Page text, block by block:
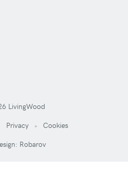
LivingWood
Privacy
Cookies
Robarov